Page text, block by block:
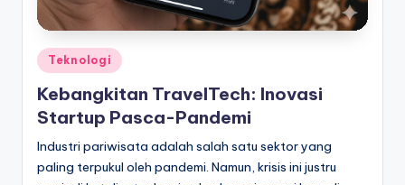
Posted
in
Teknologi
Kebangkitan TravelTech: Inovasi
Startup Pasca-Pandemi
Industri pariwisata adalah salah satu sektor yang
paling terpukul oleh pandemi. Namun, krisis ini justru